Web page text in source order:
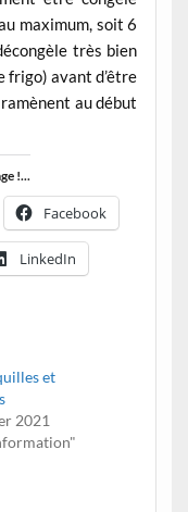
maximum, soit 6
très bien
frigo) avant d’être
au début
!...
Facebook
LinkedIn
et
2021